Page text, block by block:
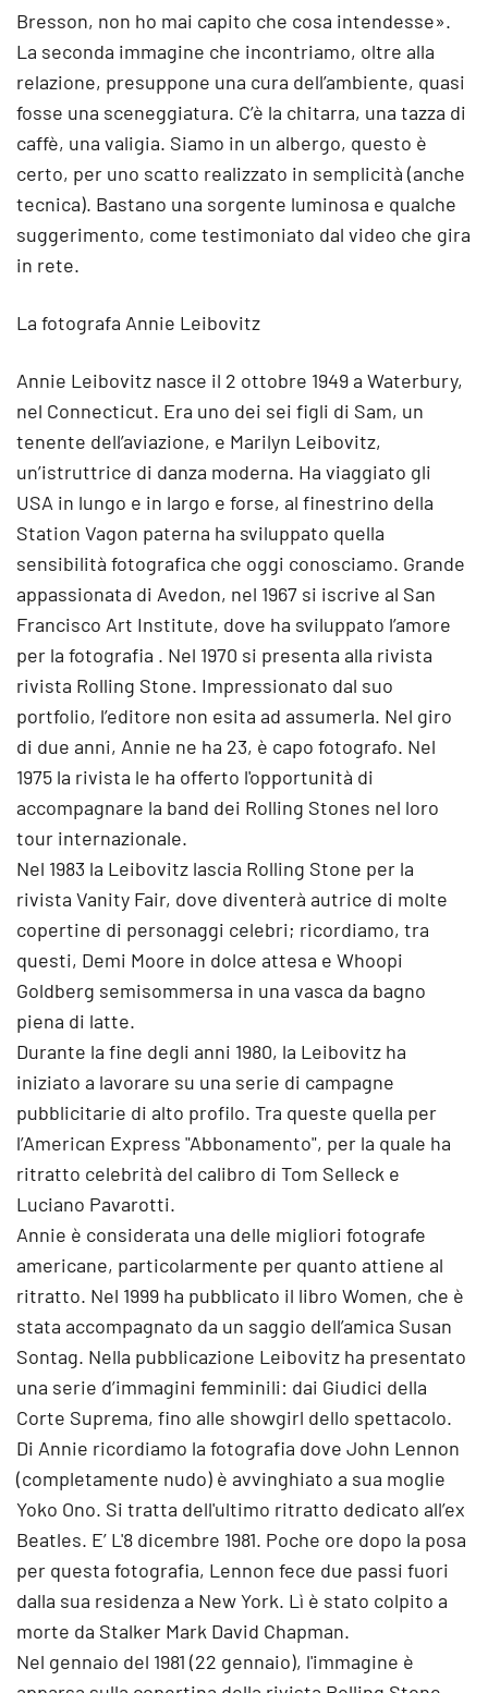
Bresson, non ho mai capito che cosa intendesse».
La seconda immagine che incontriamo, oltre alla
relazione, presuppone una cura dell’ambiente, quasi
fosse una sceneggiatura. C’è la chitarra, una tazza di
caffè, una valigia. Siamo in un albergo, questo è
certo, per uno scatto realizzato in semplicità (anche
tecnica). Bastano una sorgente luminosa e qualche
suggerimento, come testimoniato dal video che gira
in rete.
La fotografa Annie Leibovitz
Annie Leibovitz nasce il 2 ottobre 1949 a Waterbury,
nel Connecticut. Era uno dei sei figli di Sam, un
tenente dell’aviazione, e Marilyn Leibovitz,
un’istruttrice di danza moderna. Ha viaggiato gli
USA in lungo e in largo e forse, al finestrino della
Station Vagon paterna ha sviluppato quella
sensibilità fotografica che oggi conosciamo. Grande
appassionata di Avedon, nel 1967 si iscrive al San
Francisco Art Institute, dove ha sviluppato l’amore
per la fotografia . Nel 1970 si presenta alla rivista
rivista Rolling Stone. Impressionato dal suo
portfolio, l’editore non esita ad assumerla. Nel giro
di due anni, Annie ne ha 23, è capo fotografo. Nel
1975 la rivista le ha offerto l'opportunità di
accompagnare la band dei Rolling Stones nel loro
tour internazionale.
Nel 1983 la Leibovitz lascia Rolling Stone per la
rivista Vanity Fair, dove diventerà autrice di molte
copertine di personaggi celebri; ricordiamo, tra
questi, Demi Moore in dolce attesa e Whoopi
Goldberg semisommersa in una vasca da bagno
piena di latte.
Durante la fine degli anni 1980, la Leibovitz ha
iniziato a lavorare su una serie di campagne
pubblicitarie di alto profilo. Tra queste quella per
l’American Express "Abbonamento", per la quale ha
ritratto celebrità del calibro di Tom Selleck e
Luciano Pavarotti.
Annie è considerata una delle migliori fotografe
americane, particolarmente per quanto attiene al
ritratto. Nel 1999 ha pubblicato il libro Women, che è
stata accompagnato da un saggio dell’amica Susan
Sontag. Nella pubblicazione Leibovitz ha presentato
una serie d’immagini femminili: dai Giudici della
Corte Suprema, fino alle showgirl dello spettacolo.
Di Annie ricordiamo la fotografia dove John Lennon
(completamente nudo) è avvinghiato a sua moglie
Yoko Ono. Si tratta dell'ultimo ritratto dedicato all’ex
Beatles. E’ L'8 dicembre 1981. Poche ore dopo la posa
per questa fotografia, Lennon fece due passi fuori
dalla sua residenza a New York. Lì è stato colpito a
morte da Stalker Mark David Chapman.
Nel gennaio del 1981 (22 gennaio), l'immagine è